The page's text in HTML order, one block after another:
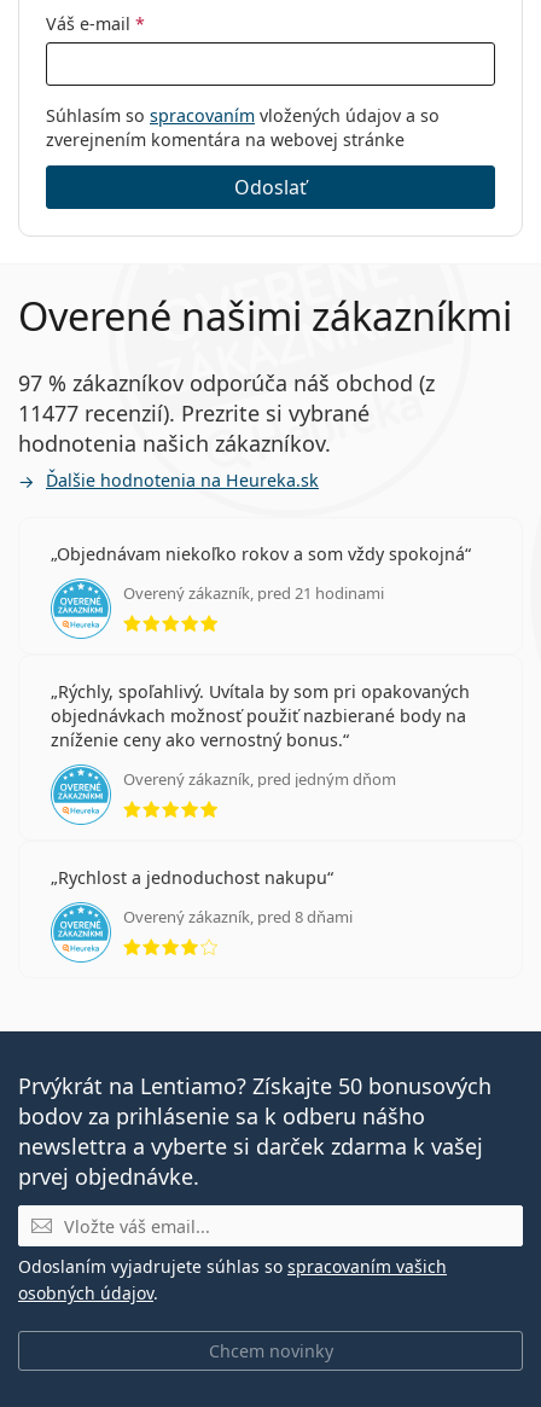
Kód:
Váš e-mail *
Súhlasím so spracovaním vložených údajov a so
zverejnením komentára na webovej stránke
Odoslať
Overené našimi zákazníkmi
97 % zákazníkov odporúča náš obchod (z
11477 recenzií). Prezrite si vybrané
hodnotenia našich zákazníkov.
Ďalšie hodnotenia na Heureka.sk
Objednávam niekoľko rokov a som vždy spokojná
Overený zákazník, pred 21 hodinami
hodnotenie 5 z 5
Rýchly, spoľahlivý. Uvítala by som pri opakovaných
objednávkach možnosť použiť nazbierané body na
zníženie ceny ako vernostný bonus.
Overený zákazník, pred jedným dňom
hodnotenie 5 z 5
Rychlost a jednoduchost nakupu
Overený zákazník, pred 8 dňami
hodnotenie 4 z 5
Prvýkrát na Lentiamo? Získajte 50 bonusových
bodov za prihlásenie sa k odberu nášho
newslettra a vyberte si darček zdarma k vašej
prvej objednávke.
E-mail
Chcem novinky
Odoslaním vyjadrujete súhlas so spracovaním vašich
osobných údajov.